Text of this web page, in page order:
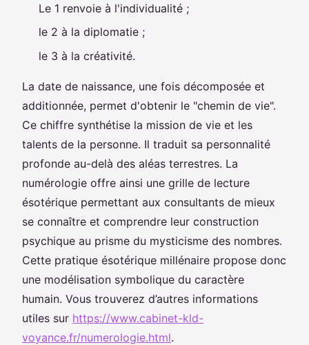
Le 1 renvoie à l'individualité ;
le 2 à la diplomatie ;
le 3 à la créativité.
La date de naissance, une fois décomposée et
additionnée, permet d'obtenir le "chemin de vie".
Ce chiffre synthétise la mission de vie et les
talents de la personne. Il traduit sa personnalité
profonde au-delà des aléas terrestres. La
numérologie offre ainsi une grille de lecture
ésotérique permettant aux consultants de mieux
se connaître et comprendre leur construction
psychique au prisme du mysticisme des nombres.
Cette pratique ésotérique millénaire propose donc
une modélisation symbolique du caractère
humain. Vous trouverez d’autres informations
utiles sur https://www.cabinet-kld-
voyance.fr/numerologie.html.